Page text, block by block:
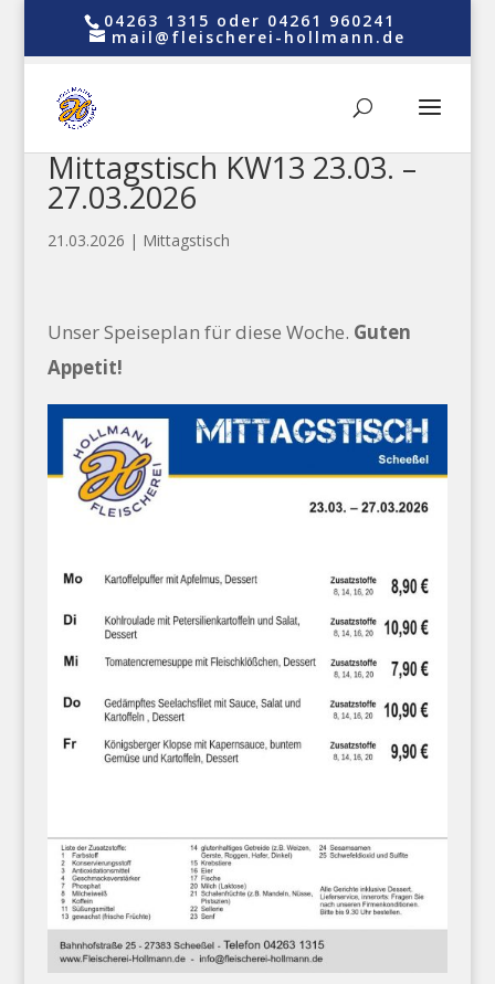
04263 1315 oder 04261 960241
mail@fleischerei-hollmann.de
Mittagstisch KW13 23.03. –
27.03.2026
21.03.2026 | Mittagstisch
Unser Speiseplan für diese Woche. Guten
Appetit!